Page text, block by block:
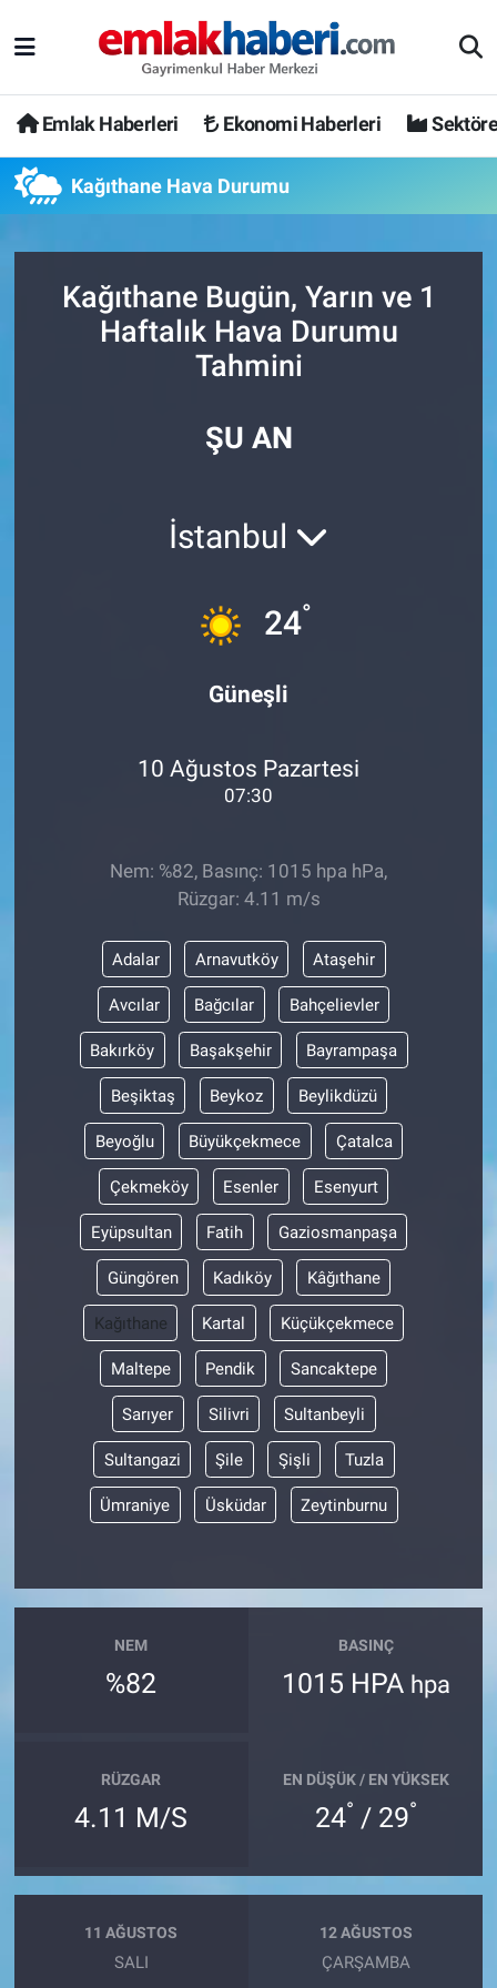
Emlak Haberleri Ekonomi Haberleri
Kağıthane Hava Durumu
Kağıthane Bugün, Yarın ve 1
Haftalık Hava Durumu
Tahmini
ŞU AN
İstanbul
24°
Güneşli
10 Ağustos Pazartesi
07:30
Nem: %82, Basınç: 1015 hpa hPa,
Rüzgar: 4.11 m/s
Adalar Arnavutköy Ataşehir
Avcılar Bağcılar Bahçelievler
Bakırköy Başakşehir Bayrampaşa
Beşiktaş Beykoz Beylikdüzü
Beyoğlu Büyükçekmece Çatalca
Çekmeköy Esenler Esenyurt
Eyüpsultan Fatih Gaziosmanpaşa
Güngören Kadıköy Kâğıthane
Kağıthane Kartal Küçükçekmece
Maltepe Pendik Sancaktepe
Sarıyer Silivri Sultanbeyli
Sultangazi Şile Şişli Tuzla
Ümraniye Üsküdar Zeytinburnu
NEM
%82
BASINÇ
1015 HPA hpa
RÜZGAR
4.11 M/S
EN DÜŞÜK / EN YÜKSEK
24° / 29°
11 AĞUSTOS
SALI
12 AĞUSTOS
ÇARŞAMBA